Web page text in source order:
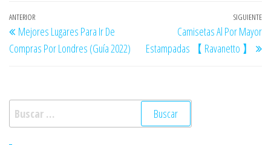
Navegación
de
entradas
Entrada
anterior
ANTERIOR
Mejores Lugares Para Ir De
Compras Por Londres (Guía 2022)
SIGUIENTE
Camisetas Al Por Mayor
Estampadas 【 Ravanetto 】
Buscar: